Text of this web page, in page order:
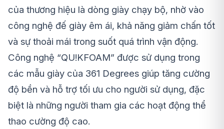
của thương hiệu là dòng giày chạy bộ, nhờ vào
công nghệ đế giày êm ái, khả năng giảm chấn tốt
và sự thoải mái trong suốt quá trình vận động.
Công nghệ “QU!KFOAM” được sử dụng trong
các mẫu giày của 361 Degrees giúp tăng cường
độ bền và hỗ trợ tối ưu cho người sử dụng, đặc
biệt là những người tham gia các hoạt động thể
thao cường độ cao.